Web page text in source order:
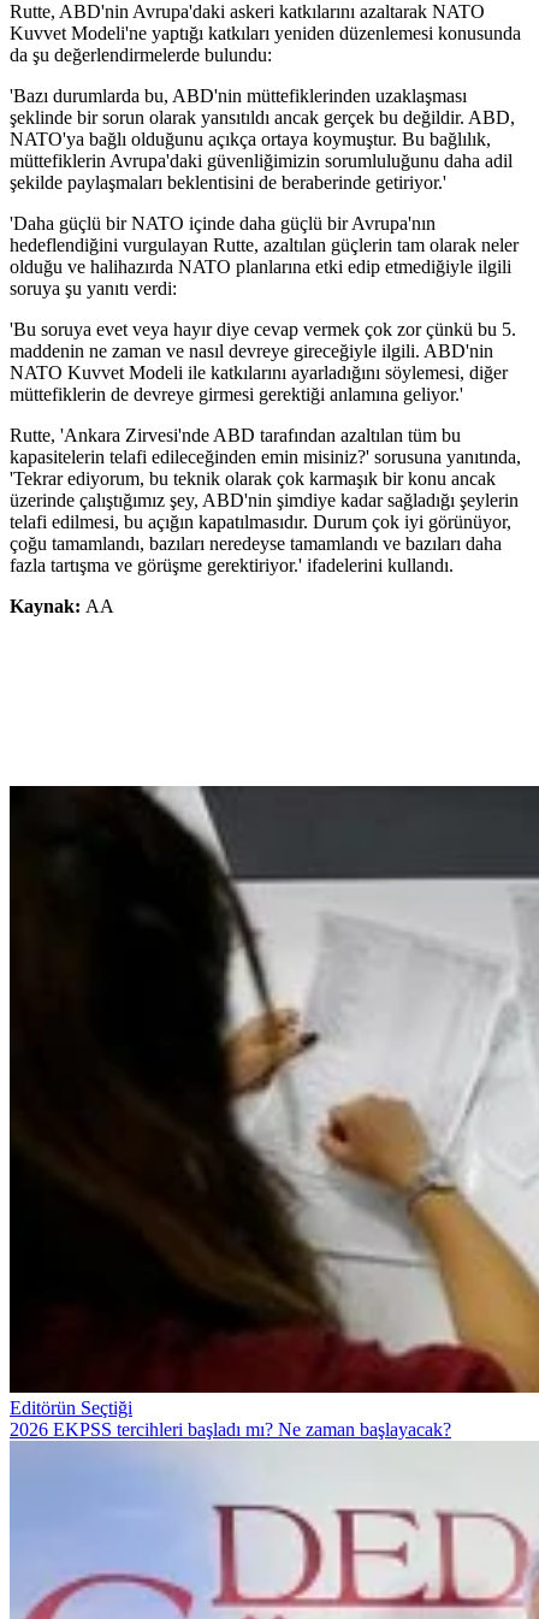
Rutte, ABD'nin Avrupa'daki askeri katkılarını azaltarak NATO
Kuvvet Modeli'ne yaptığı katkıları yeniden düzenlemesi konusunda
da şu değerlendirmelerde bulundu:
'Bazı durumlarda bu, ABD'nin müttefiklerinden uzaklaşması
şeklinde bir sorun olarak yansıtıldı ancak gerçek bu değildir. ABD,
NATO'ya bağlı olduğunu açıkça ortaya koymuştur. Bu bağlılık,
müttefiklerin Avrupa'daki güvenliğimizin sorumluluğunu daha adil
şekilde paylaşmaları beklentisini de beraberinde getiriyor.'
'Daha güçlü bir NATO içinde daha güçlü bir Avrupa'nın
hedeflendiğini vurgulayan Rutte, azaltılan güçlerin tam olarak neler
olduğu ve halihazırda NATO planlarına etki edip etmediğiyle ilgili
soruya şu yanıtı verdi:
'Bu soruya evet veya hayır diye cevap vermek çok zor çünkü bu 5.
maddenin ne zaman ve nasıl devreye gireceğiyle ilgili. ABD'nin
NATO Kuvvet Modeli ile katkılarını ayarladığını söylemesi, diğer
müttefiklerin de devreye girmesi gerektiği anlamına geliyor.'
Rutte, 'Ankara Zirvesi'nde ABD tarafından azaltılan tüm bu
kapasitelerin telafi edileceğinden emin misiniz?' sorusuna yanıtında,
'Tekrar ediyorum, bu teknik olarak çok karmaşık bir konu ancak
üzerinde çalıştığımız şey, ABD'nin şimdiye kadar sağladığı şeylerin
telafi edilmesi, bu açığın kapatılmasıdır. Durum çok iyi görünüyor,
çoğu tamamlandı, bazıları neredeyse tamamlandı ve bazıları daha
fazla tartışma ve görüşme gerektiriyor.' ifadelerini kullandı.
Kaynak: AA
Editörün Seçtiği
2026 EKPSS tercihleri başladı mı? Ne zaman başlayacak?